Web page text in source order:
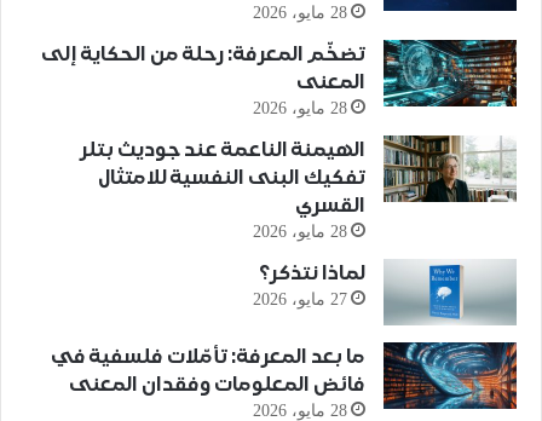
28 مايو، 2026
تضخّم المعرفة: رحلة من الحكاية إلى
المعنى
28 مايو، 2026
الهيمنة الناعمة عند جوديث بتلر
تفكيك البنى النفسية للامتثال
القسري
28 مايو، 2026
لماذا نتذكر؟
27 مايو، 2026
ما بعد المعرفة: تأمّلات فلسفية في
فائض المعلومات وفقدان المعنى
28 مايو، 2026